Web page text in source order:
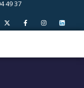
49 37